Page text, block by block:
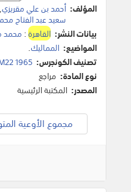
المؤلف: أحمد بن علي مقريزي,
سعيد عبد الفتاح
بيانات النشر: القاهرة: محمد
المواضيع: المماليك.
تصنيف الكونجرس: 1965
نوع المادة: مراجع
المصدر: المكتبة الرئيسية
مجموع الأوعية